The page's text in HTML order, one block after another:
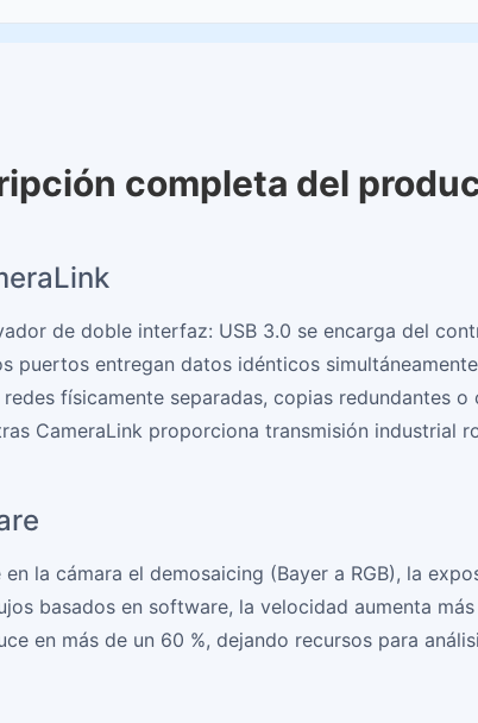
completa del
de doble interfaz: USB 3.0 se encarga del
entregan datos idénticos
físicamente separadas, copias redundantes
CameraLink proporciona transmisión industrial
la cámara el demosaicing (Bayer a RGB), la
basados en software, la velocidad aumenta
en más de un 60 %, dejando recursos para